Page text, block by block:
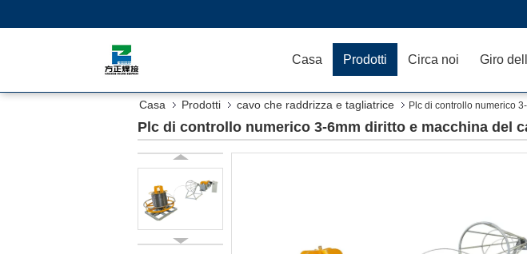
Casa Prodotti Circa noi Giro
Casa Prodotti cavo che raddrizza e tagliatrice Plc di controllo numerico
Plc di controllo numerico 3-6mm diritto e macchina del